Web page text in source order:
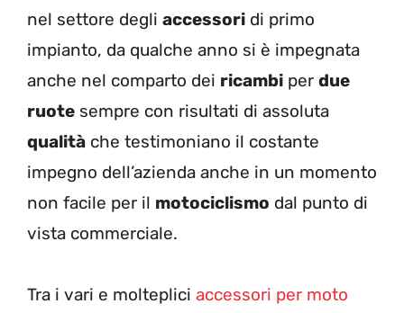
nel settore degli accessori di primo
impianto, da qualche anno si è impegnata
anche nel comparto dei ricambi per due
ruote sempre con risultati di assoluta
qualità che testimoniano il costante
impegno dell’azienda anche in un momento
non facile per il motociclismo dal punto di
vista commerciale.
Tra i vari e molteplici accessori per moto